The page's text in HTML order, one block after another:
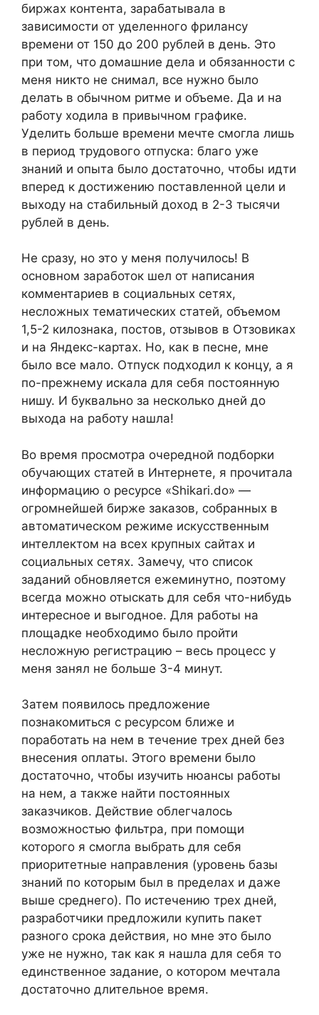
биржах контента, зарабатывала в
зависимости от уделенного фрилансу
времени от 150 до 200 рублей в день. Это
при том, что домашние дела и обязанности с
меня никто не снимал, все нужно было
делать в обычном ритме и объеме. Да и на
работу ходила в привычном графике.
Уделить больше времени мечте смогла лишь
в период трудового отпуска: благо уже
знаний и опыта было достаточно, чтобы идти
вперед к достижению поставленной цели и
выходу на стабильный доход в 2-3 тысячи
рублей в день.
Не сразу, но это у меня получилось! В
основном заработок шел от написания
комментариев в социальных сетях,
несложных тематических статей, объемом
1,5-2 килознака, постов, отзывов в Отзовиках
и на Яндекс-картах. Но, как в песне, мне
было все мало. Отпуск подходил к концу, а я
по-прежнему искала для себя постоянную
нишу. И буквально за несколько дней до
выхода на работу нашла!
Во время просмотра очередной подборки
обучающих статей в Интернете, я прочитала
информацию о ресурсе «Shikari.do» —
огромнейшей бирже заказов, собранных в
автоматическом режиме искусственным
интеллектом на всех крупных сайтах и
социальных сетях. Замечу, что список
заданий обновляется ежеминутно, поэтому
всегда можно отыскать для себя что-нибудь
интересное и выгодное. Для работы на
площадке необходимо было пройти
несложную регистрацию – весь процесс у
меня занял не больше 3-4 минут.
Затем появилось предложение
познакомиться с ресурсом ближе и
поработать на нем в течение трех дней без
внесения оплаты. Этого времени было
достаточно, чтобы изучить нюансы работы
на нем, а также найти постоянных
заказчиков. Действие облегчалось
возможностью фильтра, при помощи
которого я смогла выбрать для себя
приоритетные направления (уровень базы
знаний по которым был в пределах и даже
выше среднего). По истечению трех дней,
разработчики предложили купить пакет
разного срока действия, но мне это было
уже не нужно, так как я нашла для себя то
единственное задание, о котором мечтала
достаточно длительное время.